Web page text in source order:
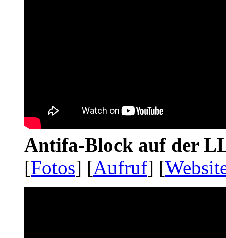
Antifa-Block auf der
[Fotos] [Aufruf] [